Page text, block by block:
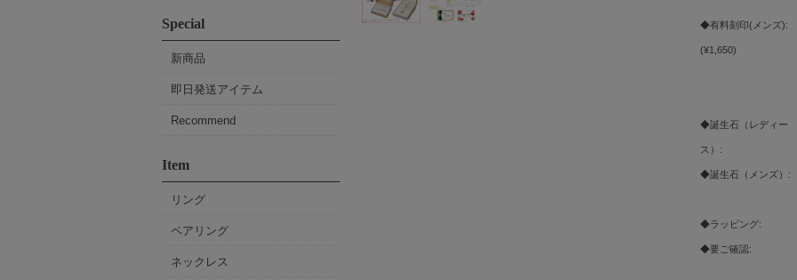
◆有料刻印(メンズ):
(¥1,650)
◆誕生石（レディー
ス）:
◆誕生石（メンズ）:
◆ラッピング:
◆要ご確認:
Special
新商品
即日発送アイテム
Recommend
Item
リング
ペアリング
ネックレス